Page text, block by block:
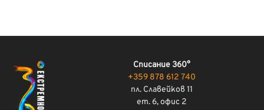
Списание 360°
+359 878 612 740
пл. Славейков 11
ет. 6, офис 2